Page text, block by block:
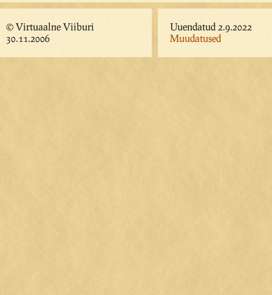
© Virtuaalne Viiburi
30.11.2006
Uuendatud 2.9.2022
Muudatused